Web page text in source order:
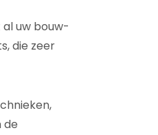
uw bouw-
die zeer
de